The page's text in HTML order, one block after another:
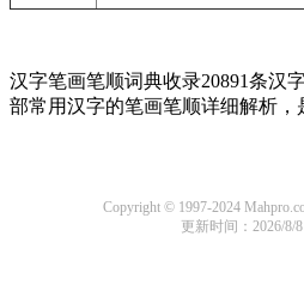
汉字笔画笔顺词典收录20891条汉
部常用汉字的笔画笔顺详细解析，
Copyright © 1997-2024
更新时间：2026/8/